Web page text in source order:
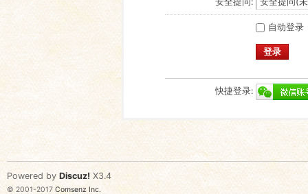
自动登录
登录
快捷登录:
Powered by Discuz! X3.4
© 2001-2017 Comsenz Inc.